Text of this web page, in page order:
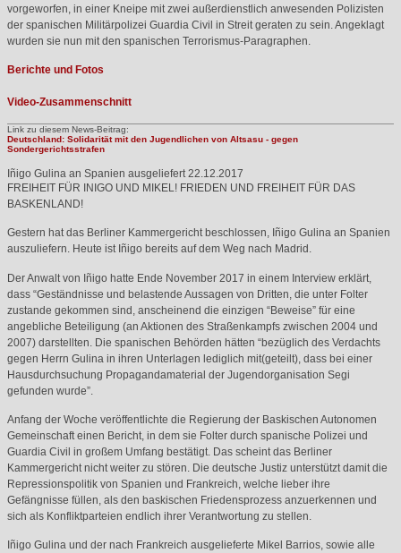
vorgeworfen, in einer Kneipe mit zwei außerdienstlich anwesenden Polizisten
der spanischen Militärpolizei Guardia Civil in Streit geraten zu sein. Angeklagt
wurden sie nun mit den spanischen Terrorismus-Paragraphen.
Berichte und Fotos
Video-Zusammenschnitt
Link zu diesem News-Beitrag:
Deutschland: Solidarität mit den Jugendlichen von Altsasu - gegen
Sondergerichtsstrafen
Iñigo Gulina an Spanien ausgeliefert 22.12.2017
FREIHEIT FÜR INIGO UND MIKEL ! FRIEDEN UND FREIHEIT FÜR DAS
BASKENLAND!
Gestern hat das Berliner Kammergericht beschlossen, Iñigo Gulina an Spanien
auszuliefern. Heute ist Iñigo bereits auf dem Weg nach Madrid.
Der Anwalt von Iñigo hatte Ende November 2017 in einem Interview erklärt,
dass “Geständnisse und belastende Aussagen von Dritten, die unter Folter
zustande gekommen sind, anscheinend die einzigen “Beweise” für eine
angebliche Beteiligung (an Aktionen des Straßenkampfs zwischen 2004 und
2007) darstellten. Die spanischen Behörden hätten “bezüglich des Verdachts
gegen Herrn Gulina in ihren Unterlagen lediglich mit(geteilt), dass bei einer
Hausdurchsuchung Propagandamaterial der Jugendorganisation Segi
gefunden wurde”.
Anfang der Woche veröffentlichte die Regierung der Baskischen Autonomen
Gemeinschaft einen Bericht, in dem sie Folter durch spanische Polizei und
Guardia Civil in großem Umfang bestätigt. Das scheint das Berliner
Kammergericht nicht weiter zu stören. Die deutsche Justiz unterstützt damit die
Repressionspolitik von Spanien und Frankreich, welche lieber ihre
Gefängnisse füllen, als den baskischen Friedensprozess anzuerkennen und
sich als Konfliktparteien endlich ihrer Verantwortung zu stellen.
Iñigo Gulina und der nach Frankreich ausgelieferte Mikel Barrios, sowie alle